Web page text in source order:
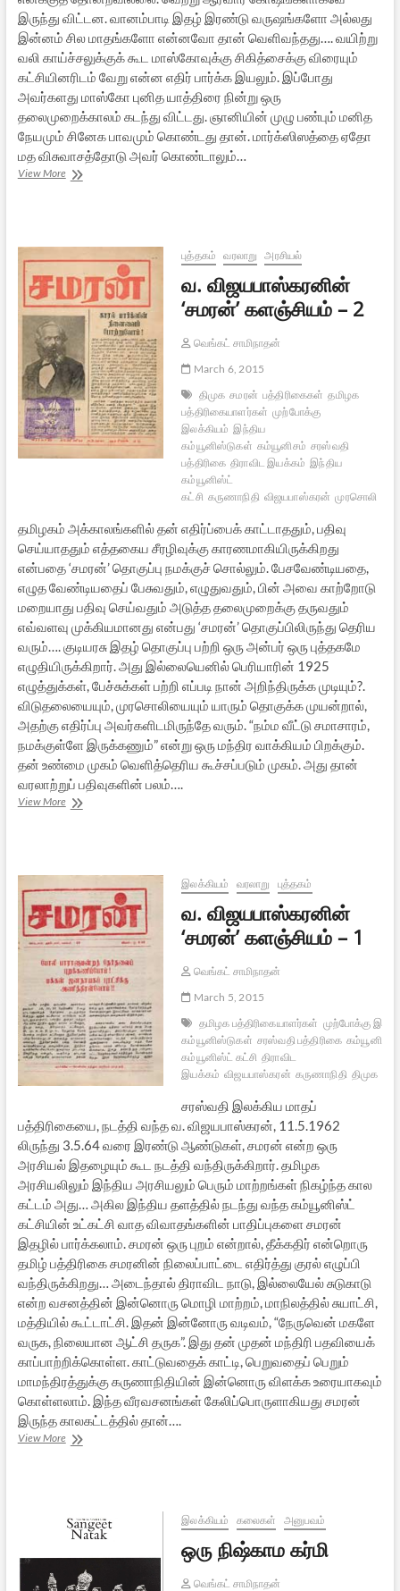
இருந்து விட்டன. வானம்பாடி இதழ் இரண்டு வருஷங்களோ அல்லது
இன்னம் சில மாதங்களோ என்னவோ தான் வெளிவந்தது…. வயிற்று
வலி காய்ச்சலுக்குக் கூட மாஸ்கோவுக்கு சிகித்சைக்கு விரையும்
கட்சியினரிடம் வேறு என்ன எதிர் பார்க்க இயலும். இப்போது
அவர்களது மாஸ்கோ புனித யாத்திரை நின்று ஒரு
தலைமுறைக்காலம் கடந்து விட்டது. ஞானியின் முழு பண்பும் மனித
நேயமும் சினேக பாவமும் கொண்டது தான். மார்க்ஸிஸத்தை ஏதோ
மத விசுவாசத்தோடு அவர் கொண்டாலும்…
View Moreவானம்பாடிகளும்
புத்தகம் வரலாறு அரசியல்
வ. விஜயபாஸ்கரனின்
‘சமரன்’ களஞ்சியம் – 2
வெங்கட் சாமிநாதன்
March 6, 2015
திமுக சமரன் பத்திரிகைகள் தமிழக
பத்திரிகையாளர்கள் முற்போக்கு
இலக்கியம் இந்திய
கம்யூனிஸ்டுகள் கம்யூனிசம் சரஸ்வதி
பத்திரிகை திராவிட இயக்கம் இந்திய
கம்யூனிஸ்ட்
கட்சி கருணாநிதி விஜயபாஸ்கரன் முரசொலி
தமிழகம் அக்காலங்களில் தன் எதிர்ப்பைக் காட்டாததும், பதிவு
செய்யாததும் எத்தகைய சீரழிவுக்கு காரணமாகியிருக்கிறது
என்பதை ‘சமரன்’ தொகுப்பு நமக்குச் சொல்லும். பேசவேண்டியதை,
எழுத வேண்டியதைப் பேசுவதும், எழுதுவதும், பின் அவை காற்றோடு
மறையாது பதிவு செய்வதும் அடுத்த தலைமுறைக்கு தருவதும்
எவ்வளவு முக்கியமானது என்பது ‘சமரன்’ தொகுப்பிலிருந்து தெரிய
வரும்…. குடியரசு இதழ் தொகுப்பு பற்றி ஒரு அன்பர் ஒரு புத்தகமே
எழுதியிருக்கிறார். அது இல்லையெனில் பெரியாரின் 1925
எழுத்துக்கள், பேச்சுக்கள் பற்றி எப்படி நான் அறிந்திருக்க முடியும்?.
விடுதலையையும், முரசொலியையும் யாரும் தொகுக்க முயன்றால்,
அதற்கு எதிர்ப்பு அவர்களிடமிருந்தே வரும். “நம்ம வீட்டு சமாசாரம்,
நமக்குள்ளே இருக்கணும்” என்று ஒரு மந்திர வாக்கியம் பிறக்கும்.
தன் உண்மை முகம் வெளித்தெரிய கூச்சப்படும் முகம். அது தான்
வரலாற்றுப் பதிவுகளின் பலம்….
View Moreவ.
இலக்கியம் வரலாறு புத்தகம்
வ. விஜயபாஸ்கரனின்
‘சமரன்’ களஞ்சியம் – 1
வெங்கட் சாமிநாதன்
March 5, 2015
தமிழக பத்திரிகையாளர்கள் முற்போக்கு
கம்யூனிஸ்டுகள் சரஸ்வதி பத்திரிகை கம்யூனிசம்
கம்யூனிஸ்ட் கட்சி திராவிட
இயக்கம் விஜயபாஸ்கரன் கருணாநிதி திமுக
சரஸ்வதி இலக்கிய மாதப்
பத்திரிகையை, நடத்தி வந்த வ. விஜயபாஸ்கரன், 11.5.1962
லிருந்து 3.5.64 வரை இரண்டு ஆண்டுகள், சமரன் என்ற ஒரு
அரசியல் இதழையும் கூட நடத்தி வந்திருக்கிறார். தமிழக
அரசியலிலும் இந்திய அரசியலும் பெரும் மாற்றங்கள் நிகழ்ந்த கால
கட்டம் அது… அகில இந்திய தளத்தில் நடந்து வந்த கம்யூனிஸ்ட்
கட்சியின் உட்கட்சி வாத விவாதங்களின் பாதிப்புகளை சமரன்
இதழில் பார்க்கலாம். சமரன் ஒரு புறம் என்றால், தீக்கதிர் என்றொரு
தமிழ் பத்திரிகை சமரனின் நிலைப்பாட்டை எதிர்த்து குரல் எழுப்பி
வந்திருக்கிறது… அடைந்தால் திராவிட நாடு, இல்லையேல் சுடுகாடு
என்ற வசனத்தின் இன்னொரு மொழி மாற்றம், மாநிலத்தில் சுயாட்சி,
மத்தியில் கூட்டாட்சி. இதன் இன்னோரு வடிவம், “நேருவென் மகளே
வருக, நிலையான ஆட்சி தருக”. இது தன் முதன் மந்திரி பதவியைக்
காப்பாற்றிக்கொள்ள. காட்டுவதைக் காட்டி, பெறுவதைப் பெறும்
மாமந்திரத்துக்கு கருணாநிதியின் இன்னொரு விளக்க உரையாகவும்
கொள்ளலாம். இந்த வீரவசனங்கள் கேலிப்பொருளாகியது சமரன்
இருந்த காலகட்டத்தில் தான்….
View Moreவ.
1
இலக்கியம் கலைகள் அனுபவம்
ஒரு நிஷ்காம கர்மி
வெங்கட் சாமிநாதன்